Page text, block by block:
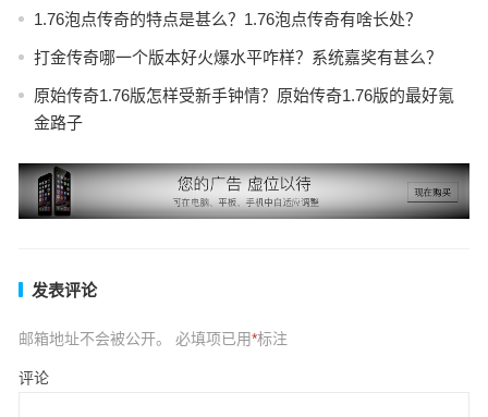
1.76泡点传奇的特点是甚么？1.76泡点传奇有啥长处？
打金传奇哪一个版本好火爆水平咋样？系统嘉奖有甚么？
原始传奇1.76版怎样受新手钟情？原始传奇1.76版的最好氪
金路子
发表评论
邮箱地址不会被公开。 必填项已用*标注
评论